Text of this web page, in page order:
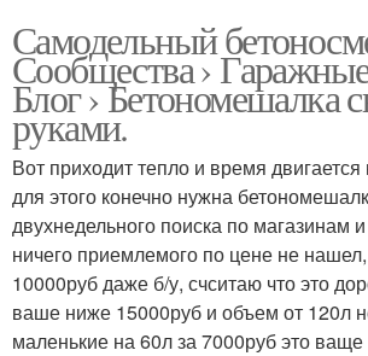
Самодельный
Сообщества ›
Блог › Бетономешалка
руками.
Вот приходит тепло и время двигается
для этого конечно нужна
двухнедельного поиска по магазинам
ничего приемлемого по цене не
10000руб даже б/у, счситаю что это
ваше ниже 15000руб и объем от 120л
маленькие на 60л за 7000руб это